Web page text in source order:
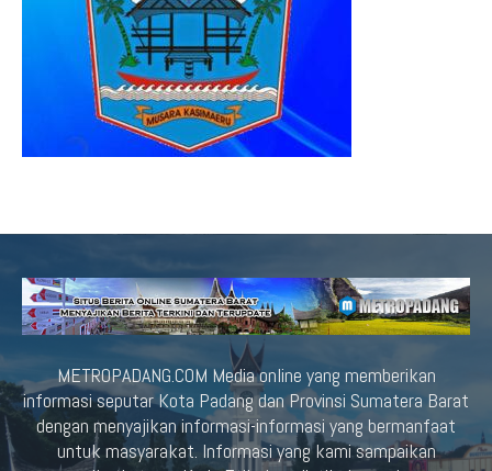
METROPADANG.COM Media online yang memberikan
informasi seputar Kota Padang dan Provinsi Sumatera Barat
dengan menyajikan informasi-informasi yang bermanfaat
untuk masyarakat. Informasi yang kami sampaikan